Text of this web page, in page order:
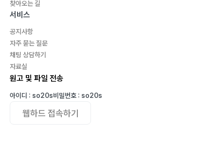
1) 삼반물(三盤物)247
2) 청탁(淸濁)248
3) 정신기(精神氣)256
4) 기(氣)와 정(情)260
5) 유근(有根)과 무근(無根)265
6) 동정(動靜)269
8) 신살(神殺)282
9) 감리상지오리법(坎離相持五里法)288
찾아오는 길
서비스
공지사항
자주 묻는 질문
채팅 상담하기
자료실
원고 및 파일 전송
아이디 : so20s비밀번호 : so20s
웹하드 접속하기